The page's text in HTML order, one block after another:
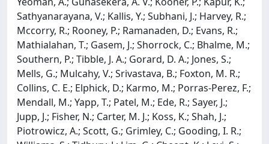
Sathyanarayana, V.; Kallis, Y.; Subhani, J.; Harvey, R.;
Mccorry, R.; Rooney, P.; Ramanaden, D.; Evans, R.;
Mathialahan, T.; Gasem, J.; Shorrock, C.; Bhalme, M.;
Southern, P.; Tibble, J. A.; Gorard, D. A.; Jones, S.;
Mells, G.; Mulcahy, V.; Srivastava, B.; Foxton, M. R.;
Collins, C. E.; Elphick, D.; Karmo, M.; Porras-Perez, F.;
Mendall, M.; Yapp, T.; Patel, M.; Ede, R.; Sayer, J.;
Jupp, J.; Fisher, N.; Carter, M. J.; Koss, K.; Shah, J.;
Piotrowicz, A.; Scott, G.; Grimley, C.; Gooding, I. R.;